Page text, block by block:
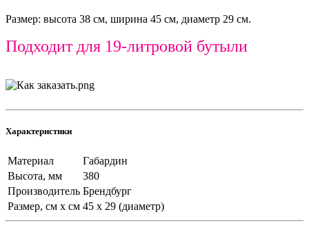
Размер: высота 38 см, ширина 45 см, диаметр 29 см.
Подходит для 19-литровой бутыли
Характеристики
Материал
Габардин
Высота, мм
380
Производитель Брендбург
Размер, см х см 45 х 29 (диаметр)